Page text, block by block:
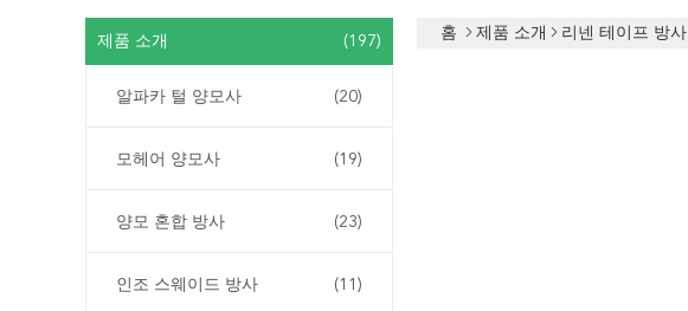
제품 소개 (197)
알파카 털 양모사 (20)
모헤어 양모사 (19)
양모 혼합 방사 (23)
인조 스웨이드 방사 (11)
홈 제품 소개 리넨 테이프 방사